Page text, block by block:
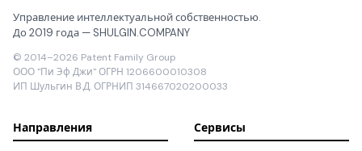
Управление интеллектуальной собственностью.
До 2019 года — SHULGIN.COMPANY
© 2014–2026 Patent Family Group
ООО "Пи Эф Джи" ОГРН 1206600010308
ИП Шульгин В.Д. ОГРНИП 314667020200033
Направления Сервисы